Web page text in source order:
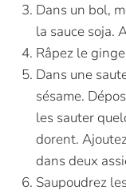
Dans un bol,
la sauce soja.
Râpez le
Dans une
sésame.
les sauter
dorent.
dans deux
Saupoudrez